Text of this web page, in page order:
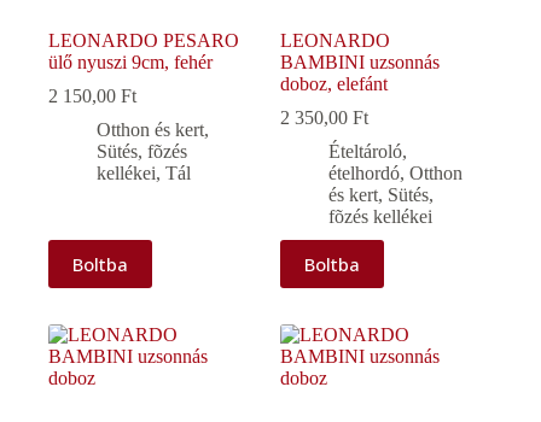
LEONARDO PESARO
ülő nyuszi 9cm, fehér
2 150,00 Ft
Otthon és kert,
Sütés, fõzés
kellékei, Tál
Boltba
LEONARDO
BAMBINI uzsonnás
doboz, elefánt
2 350,00Ft
Ételtároló,
ételhordó,Otthon
és kert, Sütés,
fõzés kellékei
Boltba